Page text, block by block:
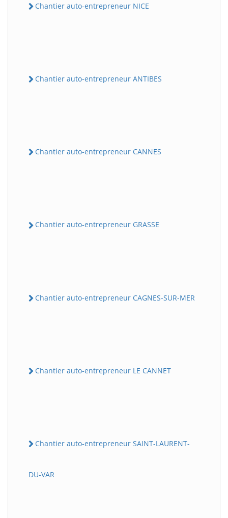
Chantier auto-entrepreneur NICE
Chantier auto-entrepreneur ANTIBES
Chantier auto-entrepreneur CANNES
Chantier auto-entrepreneur GRASSE
Chantier auto-entrepreneur CAGNES-SUR-MER
Chantier auto-entrepreneur LE CANNET
Chantier auto-entrepreneur SAINT-LAURENT-
DU-VAR